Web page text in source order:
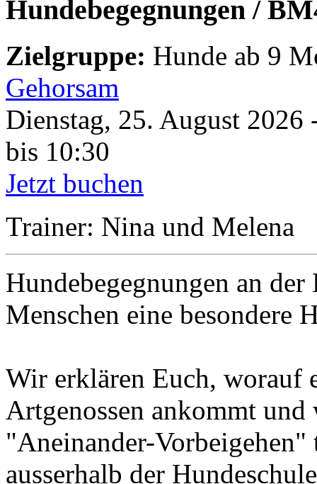
Hundebegegnungen /
Zielgruppe: Hunde ab 9
Gehorsam
Dienstag, 25. August 2026
bis 10:30
Jetzt buchen
Trainer: Nina und Melena
Hundebegegnungen an
Menschen eine besondere
Wir erklären Euch, worauf
Artgenossen ankommt
"Aneinander-
ausserhalb der